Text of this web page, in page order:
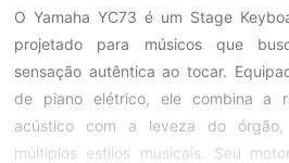
O Yamaha YC73 é um Stage
projetado para músicos que
sensação autêntica ao tocar.
de piano elétrico, ele combina a
acústico com a leveza do órgão,
múltiplos estilos musicais. Seu